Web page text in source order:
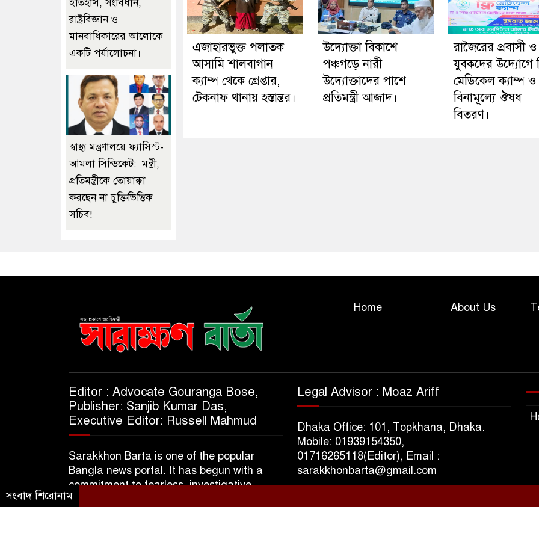
এজাহারভুক্ত পলাতক
আসামি শালবাগান
ক্যাম্প থেকে গ্রেপ্তার,
টেকনাফ থানায় হস্তান্তর।
উদ্যোক্তা বিকাশে
পঞ্চগড়ে নারী
উদ্যোক্তাদের পাশে
প্রতিমন্ত্রী আজাদ।
রাজৈরের‌ প্রবাসী ও
যুবকদের উদ্যোগে
মেডিকেল ক্যাম্প ও
বিনামূল্যে ঔষধ
বিতরণ।
ইতিহাস, সংবিধান,
রাষ্ট্রবিজ্ঞান ও
মানবাধিকারের আলোকে
একটি পর্যালোচনা।
স্বাস্থ্য মন্ত্রণালয়ে ফ্যাসিস্ট-
আমলা সিন্ডিকেট: মন্ত্রী,
প্রতিমন্ত্রীকে তোয়াক্কা
করছেন না চুক্তিভিত্তিক
সচিব!
Home About Us
Editor : Advocate Gouranga Bose,
Publisher: Sanjib Kumar Das,
Executive Editor: Russell Mahmud
Sarakkhon Barta is one of the popular
Bangla news portal. It has begun with a
commitment to fearless, investigative,
informative & independent journalism.
Legal Advisor : Moaz Ariff
Dhaka Office: 101, Topkhana, Dhaka.
Mobile: 01939154350,
01716265118(Editor), Email :
sarakkhonbarta@gmail.com
সংবাদ শিরোনাম